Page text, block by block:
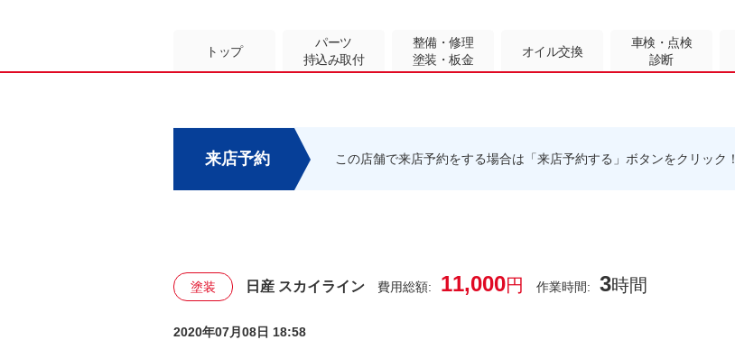
トップ
パーツ
持込み取付
整備・修理
塗装・板金
オイル交換
車検・点検
診断
来店予約 この店舗で来店予約をする場合は「来店予約する」ボタンをクリック！
塗装 日産 スカイライン 費用総額: 11,000円 作業時間: 3時間
2020年07月08日 18:58